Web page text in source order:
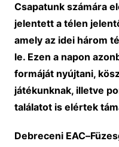
Csapatunk számára
jelentett a télen
amely az idei három
le. Ezen a napon
formáját nyújtani,
játékunknak, illetve
találatot is elértek
Debreceni EAC–